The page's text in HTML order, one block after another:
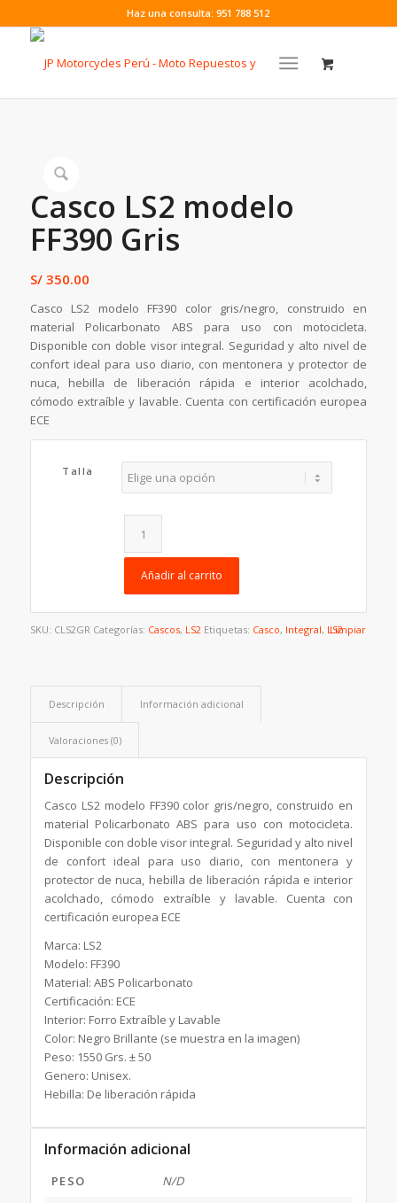
Haz una consulta: 951 788 512
Casco LS2 modelo
FF390 Gris
S/350.00
Casco LS2 modelo FF390 color gris/negro, construido en
material Policarbonato ABS para uso con motocicleta.
Disponible con doble visor integral. Seguridad y alto nivel de
confort ideal para uso diario, con mentonera y protector de
nuca, hebilla de liberación rápida e interior acolchado,
cómodo extraíble y lavable. Cuenta con certificación europea
ECE
Talla
Limpiar
Añadir al carrito
SKU: CLS2GR Categorías: Cascos, LS2 Etiquetas: Casco, Integral, LS2
Descripción Información adicional
Valoraciones (0)
Descripción
Casco LS2 modelo FF390 color gris/negro, construido en
material Policarbonato ABS para uso con motocicleta.
Disponible con doble visor integral. Seguridad y alto nivel
de confort ideal para uso diario, con mentonera y
protector de nuca, hebilla de liberación rápida e interior
acolchado, cómodo extraíble y lavable. Cuenta con
certificación europea ECE
Marca: LS2
Modelo: FF390
Material: ABS Policarbonato
Certificación: ECE
Interior: Forro Extraíble y Lavable
Color: Negro Brillante (se muestra en la imagen)
Peso: 1550 Grs. ± 50
Genero: Unisex.
Hebilla: De liberación rápida
Información adicional
PESO
N/D